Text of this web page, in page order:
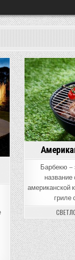
in
Барбекю –
американской
гриле